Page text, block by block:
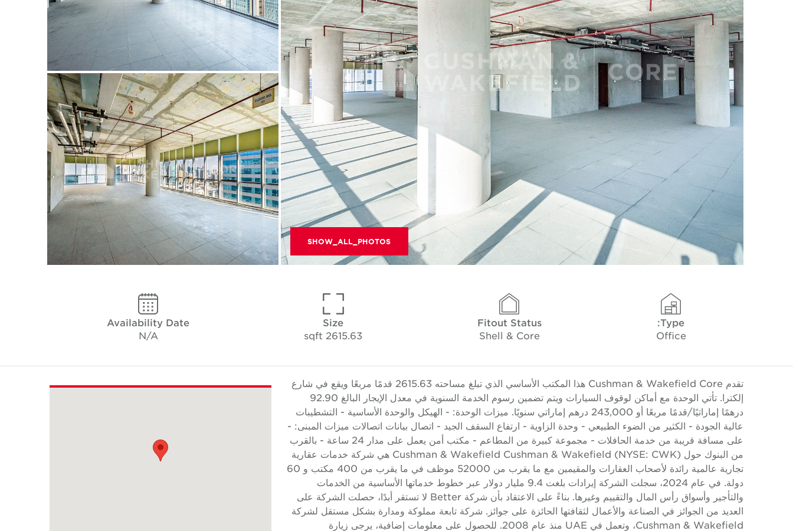
SHOW_ALL_PHOTOS
Type:
Office
Fitout Status
Shell & Core
Size
2615.63 sqft
Availability Date
N/A
تقدم Cushman & Wakefield Core هذا المكتب الأساسي الذي تبلغ مساحته 2615.63 قدمًا مربعًا ويقع في شارع
إلكترا. تأتي الوحدة مع أماكن لوقوف السيارات ويتم تضمين رسوم الخدمة السنوية في معدل الإيجار البالغ 92.90
درهمًا إماراتيًا/قدمًا مربعًا أو 243,000 درهم إماراتي سنويًا. ميزات الوحدة: - الهيكل والوحدة الأساسية - التشطيبات
عالية الجودة - الكثير من الضوء الطبيعي - وحدة الزاوية - ارتفاع السقف الجيد - اتصال بيانات اتصالات ميزات المبنى: -
على مسافة قريبة من خدمة الحافلات - مجموعة كبيرة من المطاعم - مكتب أمن يعمل على مدار 24 ساعة - بالقرب
من البنوك حول Cushman & Wakefield Cushman & Wakefield (NYSE: CWK) هي شركة خدمات عقارية
تجارية عالمية رائدة لأصحاب العقارات والمقيمين مع ما يقرب من 52000 موظف في ما يقرب من 400 مكتب و 60
دولة. في عام 2024، سجلت الشركة إيرادات بلغت 9.4 مليار دولار عبر خطوط خدماتها الأساسية من الخدمات
والتأجير وأسواق رأس المال والتقييم وغيرها. بناءً على الاعتقاد بأن شركة Better لا تستقر أبدًا، حصلت الشركة على
العديد من الجوائز في الصناعة والأعمال لثقافتها الحائزة على جوائز. شركة تابعة مملوكة ومدارة بشكل مستقل لشركة
Cushman & Wakefield، وتعمل في UAE منذ عام 2008. للحصول على معلومات إضافية، يرجى زيارة